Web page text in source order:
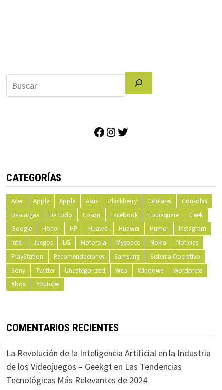
Facebook
Instagram
CATEGORÍAS
Acer Apple Apple Asus Blackberry Celulares
Consolas
Descargas
De Todo Epson Facebook Foursquare
Geek
Google
Honor HP Huawei Huawei Humor
Instagram
Intel
Juegos LG Motorola Myspace Nokia
Noticias
PlayStation
Recomendaciones Samsung
Sistema Operativo
Sony
Twitter Uncategorized Web Windows
Wordpress
Xbox
Youtube
COMENTARIOS RECIENTES
La Revolución de la Inteligencia Artificial en la Industria
de los Videojuegos – Geekgten Las Tendencias
Tecnológicas Más Relevantes de 2024